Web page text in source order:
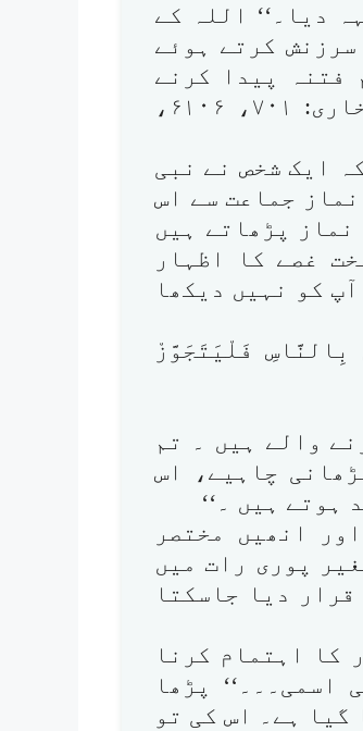
دیا۔‘‘ اللہ کے
کرتے ہوئے
فتنہ پیدا کرنے
والے ہو؟) یہ بات آپ نے تین بار دہرائی۔ (بخاری: ۷۰۱، ۶۱۰۶،
ایک شخص نے نبی
جماعت سے اس
پڑھاتے ہیں
غصے کا اظہار
کو نہیں دیکھا
فَلْیَتَجَوَّزْ
والے ہیں ۔ تم
چاہیے، اس
ہوتے ہیں ۔‘‘
انھیں مختصر
پوری رات میں
دیا جاسکتا
کا اہتمام کرنا
پڑھا
گیا ہے۔ اس کی تو